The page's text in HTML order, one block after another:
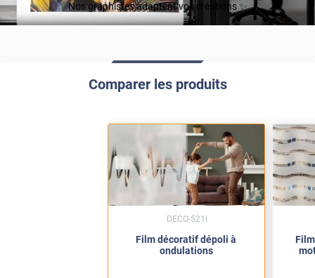
Nos graphistes adaptent vos créations ✨
Comparer les produits
Film décoratif dépoli à
ondulations
DECO-521i